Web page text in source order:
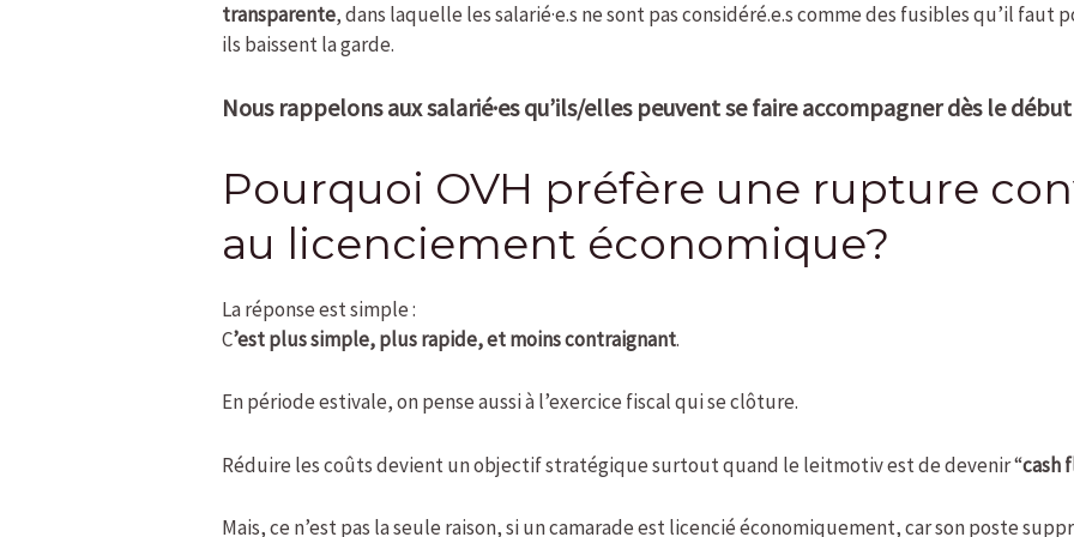
transparente, dans laquelle les salarié·e.s ne sont pas considéré.e.s comme des fusibles qu’il faut
ils baissent la garde.
Nous rappelons aux salarié·es qu’ils/elles peuvent se faire accompagner dès le
Pourquoi OVH préfère une rupture
au licenciement économique?
La réponse est simple :
C’est plus simple, plus rapide, et moins contraignant.
En période estivale, on pense aussi à l’exercice fiscal qui se clôture.
Réduire les coûts devient un objectif stratégique surtout quand le leitmotiv est de devenir “cash
Mais, ce n’est pas la seule raison, si un camarade est licencié économiquement, car son poste